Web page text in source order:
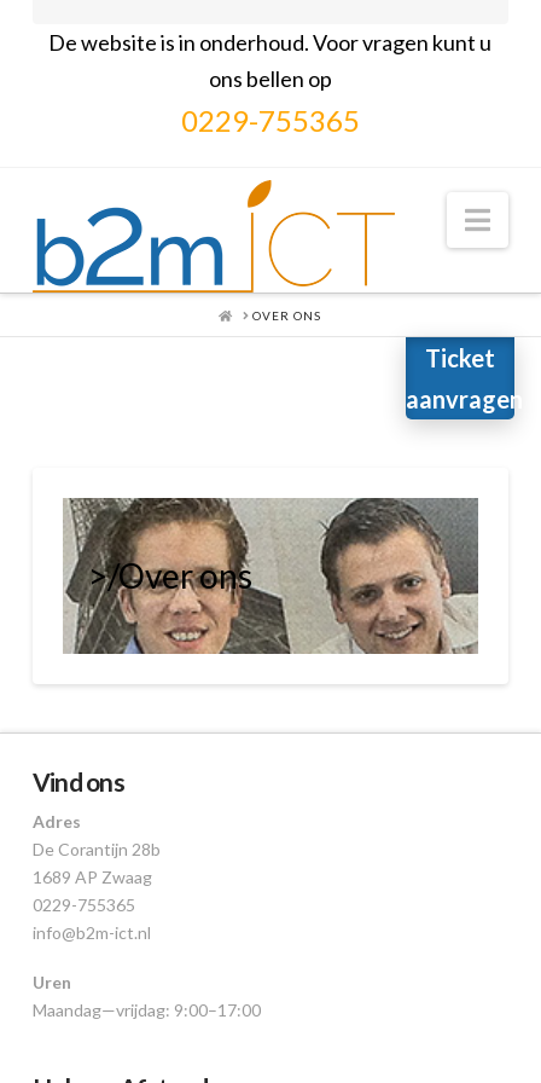
De website is in onderhoud. Voor vragen kunt u
ons bellen op
0229-755365
HOME
OVER ONS
Ticket
aanvragen
>/Over ons|
Vind ons
Adres
De Corantijn 28b
1689 AP Zwaag
0229-755365
info@b2m-ict.nl
Uren
Maandag—vrijdag: 9:00–17:00